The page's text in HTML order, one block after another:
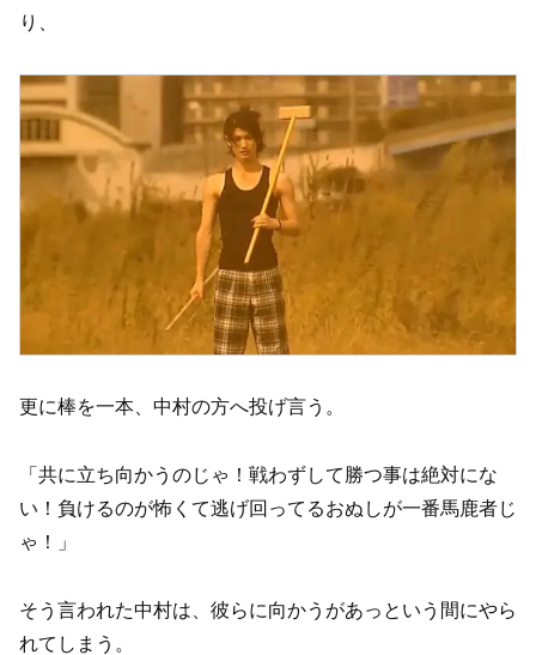
り、
更に棒を一本、中村の方へ投げ言う。
「共に立ち向かうのじゃ！戦わずして勝つ事は絶対にな
い！負けるのが怖くて逃げ回ってるおぬしが一番馬鹿者じ
ゃ！」
そう言われた中村は、彼らに向かうがあっという間にやら
れてしまう。